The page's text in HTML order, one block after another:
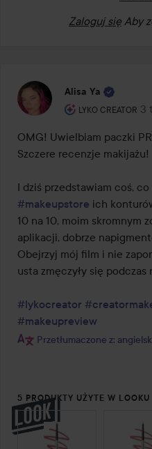
Zaloguj się Aby
Alisa Ya
LYKO CREATOR
Rola 3
OMG! Uwielbiam paczki
Szczere recenzje makijażu!
#makeupstore ich
10 na 10, moim skromnym
aplikacji, dobrze
Obejrzyj mój film i nie
usta zmęczyły się podczas
#lykocreator
#makeupreview
Przetłumaczone z:
5 PRODUKTY UŻYTE W LOOKU
POMIŃ SEKCJĘ